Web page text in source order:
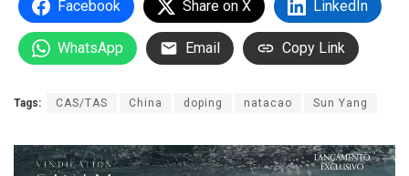
Facebook Share on X LinkedIn
WhatsApp Email Copy Link
Tags: CAS/TAS China doping natacao Sun Yang